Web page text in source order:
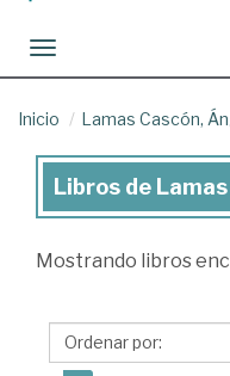
Toggle navigation
Inicio Lamas Cascón,
Libros
Lamas
Ángel
Libros de
Mostrando libros